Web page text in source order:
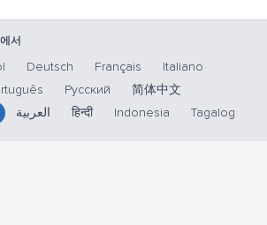
서
Deutsch Français
Italiano
Русский
简体中文
العربية हिन्दी Indonesia Tagalog